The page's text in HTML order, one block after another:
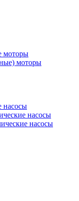
моторы
моторы
насосы
насосы
насосы